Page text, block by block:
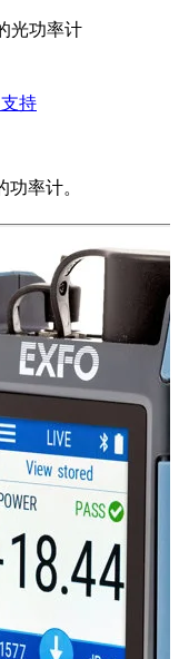
光功率计
支持
率计。